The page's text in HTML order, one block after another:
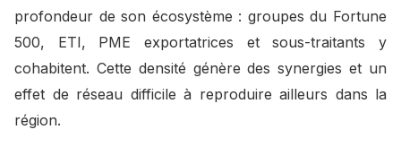
profondeur de son écosystème : groupes du Fortune
500, ETI, PME exportatrices et sous-traitants y
cohabitent. Cette densité génère des synergies et un
effet de réseau difficile à reproduire ailleurs dans la
région.